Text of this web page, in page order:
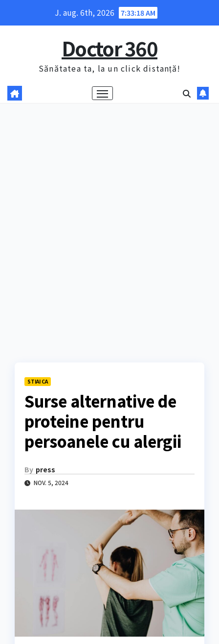
J. aug. 6th, 2026 7:33:19 AM
Doctor 360
Sănătatea ta, la un click distanță!
STIAI CA
Surse alternative de
proteine pentru
persoanele cu alergii
By press
NOV. 5, 2024